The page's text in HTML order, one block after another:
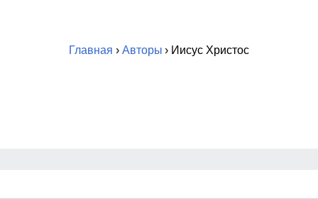
Главная › Авторы › Иисус Христос